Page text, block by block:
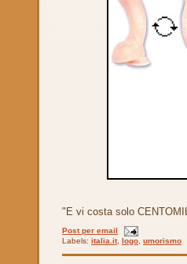
"E vi costa solo
Post per email
Labels: italia.it, logo umorismo